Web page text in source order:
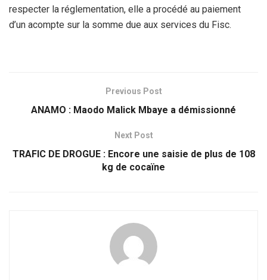
respecter la réglementation, elle a procédé au paiement
d’un acompte sur la somme due aux services du Fisc.
Previous Post
ANAMO : Maodo Malick Mbaye a démissionné
Next Post
TRAFIC DE DROGUE : Encore une saisie de plus de 108
kg de cocaïne